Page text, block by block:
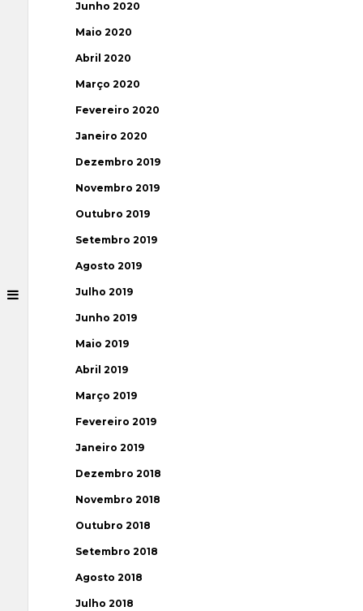
Junho 2020
Maio 2020
Abril 2020
Março 2020
Fevereiro 2020
Janeiro 2020
Dezembro 2019
Novembro 2019
Outubro 2019
Setembro 2019
Agosto 2019
Julho 2019
Junho 2019
Maio 2019
Abril 2019
Março 2019
Fevereiro 2019
Janeiro 2019
Dezembro 2018
Novembro 2018
Outubro 2018
Setembro 2018
Agosto 2018
Julho 2018